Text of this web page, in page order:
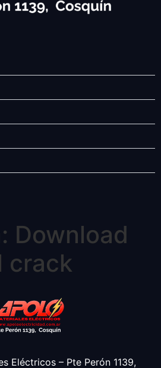
Download
crack
Eléctricos – Pte Perón 1139,